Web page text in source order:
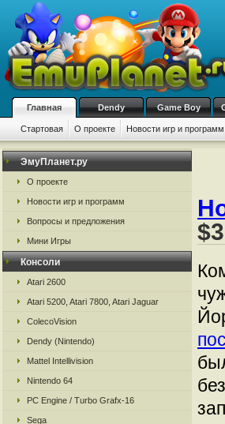
Главная Dendy Game Boy
Стартовая О проекте Новости игр и программ
ЭмуПланет.ру
О проекте
Новости игр и программ
Вопросы и предложения
Мини Игры
Консоли
Atari 2600
Atari 5200, Atari 7800, Atari Jaguar
ColecoVision
Dendy (Nintendo)
Mattel Intellivision
Nintendo 64
PC Engine / Turbo Grafx-16
Sega